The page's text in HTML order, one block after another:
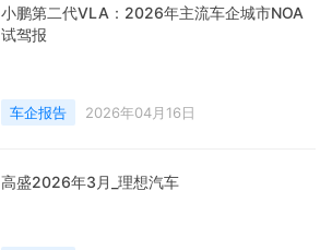
小鹏第二代VLA：2026年主流车企城市NOA
试驾报
车企报告 2026年04月16日
高盛2026年3月_理想汽车